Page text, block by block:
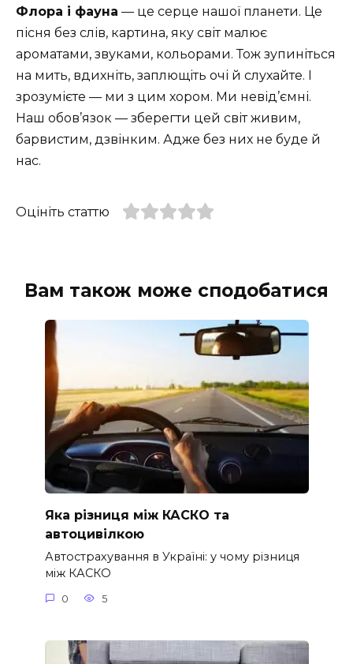
Флора і фауна — це серце нашої планети. Це
пісня без слів, картина, яку світ малює
ароматами, звуками, кольорами. Тож зупиніться
на мить, вдихніть, заплющіть очі й слухайте. І
зрозумієте — ми з цим хором. Ми невід’ємні.
Наш обов’язок — зберегти цей світ живим,
барвистим, дзвінким. Адже без них не буде й
нас.
Оцініть статтю
Вам також може сподобатися
Яка різниця між КАСКО та
автоцивілкою
Автострахування в Україні: у чому різниця
між КАСКО
0 5